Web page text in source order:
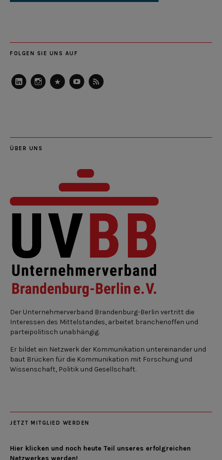
FOLGEN SIE UNS AUF
ÜBER UNS
Der Unternehmerverband Brandenburg-Berlin vertritt die
Interessen des Mittelstandes, arbeitet branchenoffen und
parteipolitisch unabhängig.
Er bildet ein Netzwerk der Kommunikation untereinander und
baut Brücken für die Kommunikation mit Forschung und
Wissenschaft, Politik und Gesellschaft.
JETZT MITGLIED WERDEN
Hier klicken und noch heute Teil unseres erfolgreichen
Netzwerkes werden!